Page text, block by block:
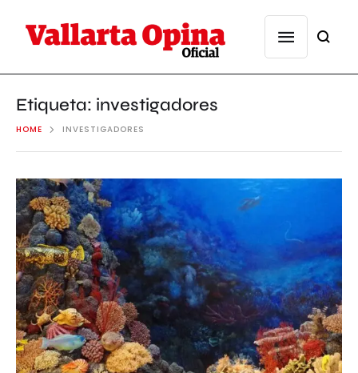
Etiqueta: investigadores
HOME INVESTIGADORES